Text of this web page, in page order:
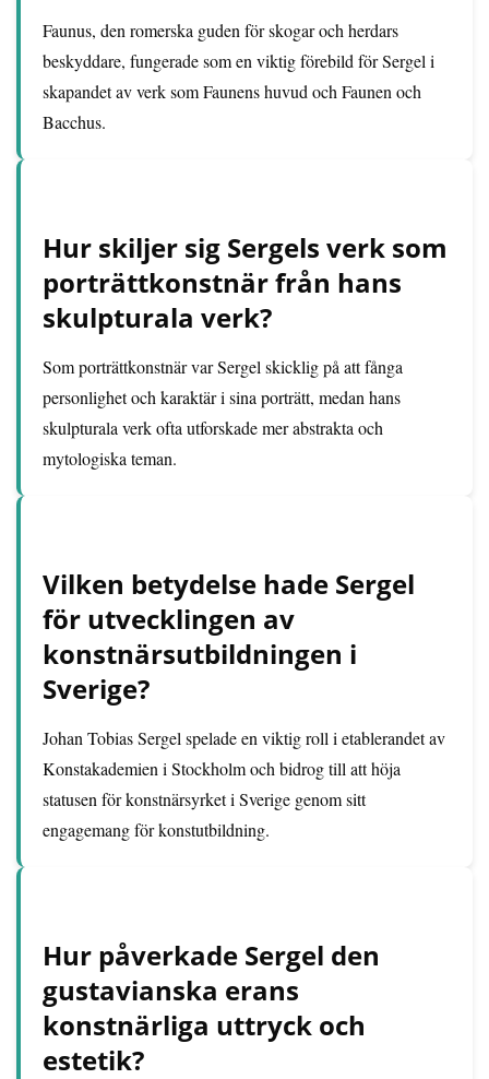
Faunus, den romerska guden för skogar och herdars
beskyddare, fungerade som en viktig förebild för Sergel i
skapandet av verk som Faunens huvud och Faunen och
Bacchus.
Hur skiljer sig Sergels verk som
porträttkonstnär från hans
skulpturala verk?
Som porträttkonstnär var Sergel skicklig på att fånga
personlighet och karaktär i sina porträtt, medan hans
skulpturala verk ofta utforskade mer abstrakta och
mytologiska teman.
Vilken betydelse hade Sergel
för utvecklingen av
konstnärsutbildningen i
Sverige?
Johan Tobias Sergel spelade en viktig roll i etablerandet av
Konstakademien i Stockholm och bidrog till att höja
statusen för konstnärsyrket i Sverige genom sitt
engagemang för konstutbildning.
Hur påverkade Sergel den
gustavianska erans
konstnärliga uttryck och
estetik?